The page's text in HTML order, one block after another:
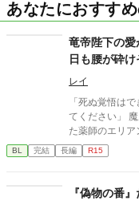
あなたにおすす
竜帝陛下の
日も腰が砕
宣言されまし
レイ
「死ぬ覚悟は
てください」
た薬師のエリア
尽くす「死の竜
BL 完結 長編 R15
『偽物の番